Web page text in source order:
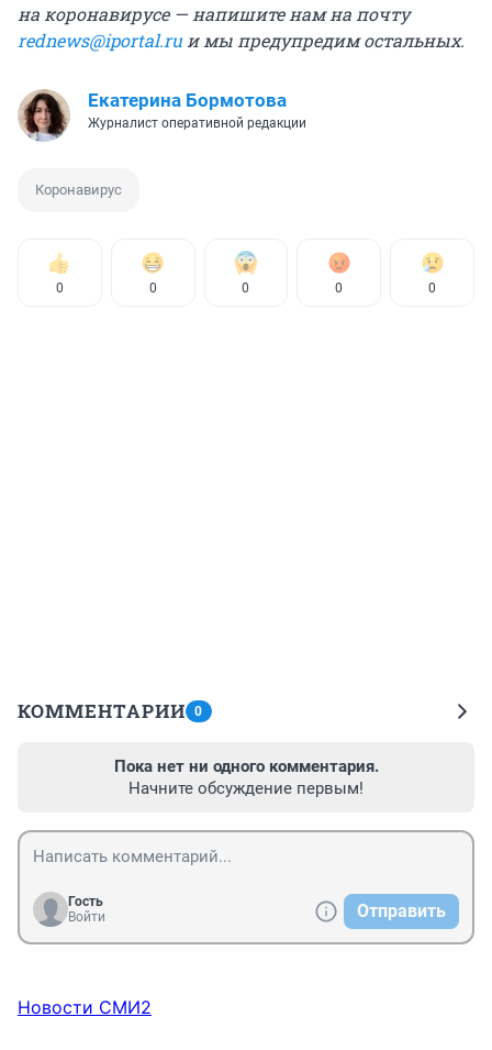
на коронавирусе — напишите нам на почту
rednews@iportal.ruи мы предупредим остальных.
Екатерина Бормотова
Журналист оперативной редакции
Коронавирус
0 0 0 0 0
КОММЕНТАРИИ 0
Пока нет ни одного комментария.
Начните обсуждение первым!
Гость
Войти
Отправить
Новости СМИ2